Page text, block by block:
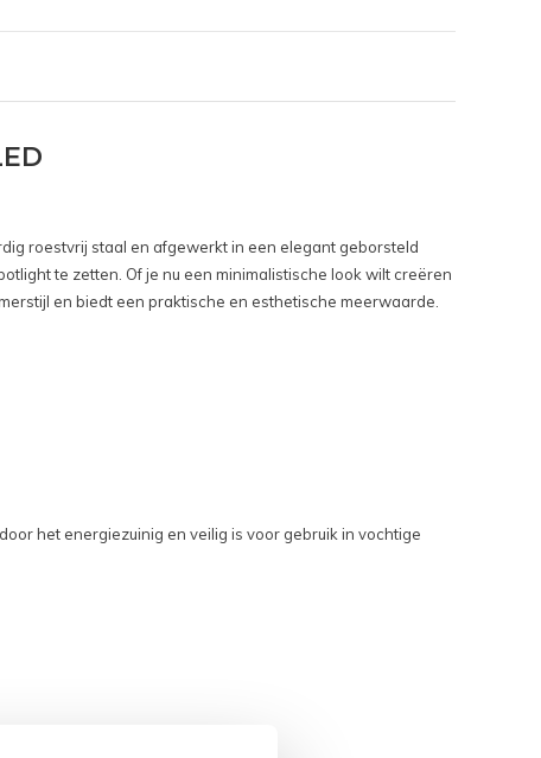
roestvrij staal en afgewerkt in een elegant geborsteld
te zetten. Of je nu een minimalistische look wilt creëren
en biedt een praktische en esthetische meerwaarde.
het energiezuinig en veilig is voor gebruik in vochtige